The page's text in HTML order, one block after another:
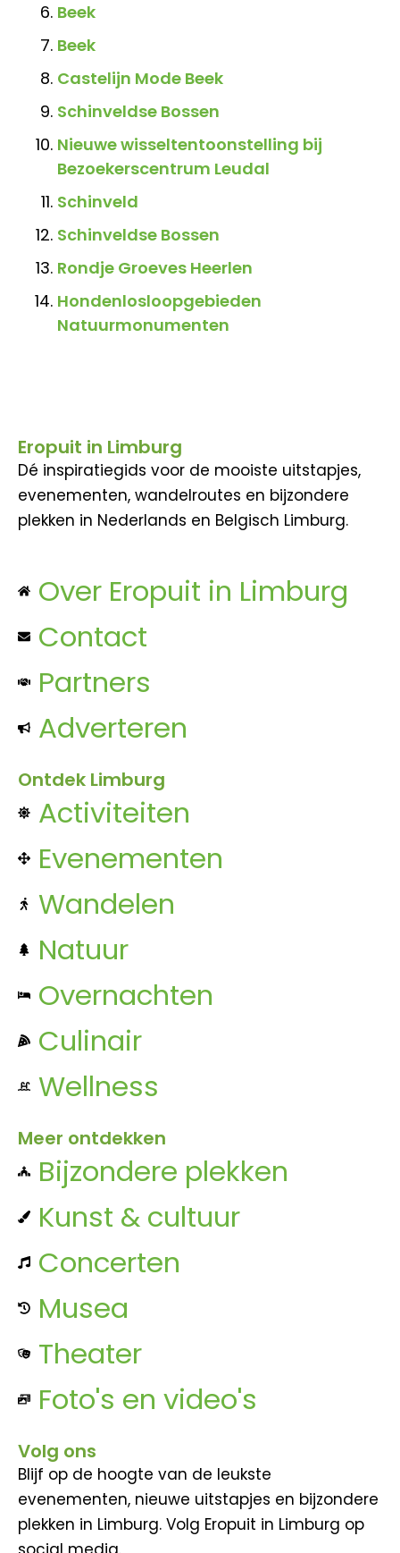
Beek
Beek
Castelijn Mode Beek
Schinveldse Bossen
Nieuwe wisseltentoonstelling bij
Bezoekerscentrum Leudal
Schinveld
Schinveldse Bossen
Rondje Groeves Heerlen
Hondenlosloopgebieden
Natuurmonumenten
Eropuit in Limburg
Dé inspiratiegids voor de mooiste uitstapjes,
evenementen, wandelroutes en bijzondere
plekken in Nederlands en Belgisch Limburg.
Over Eropuit in Limburg
Contact
Partners
Adverteren
Ontdek Limburg
Activiteiten
Evenementen
Wandelen
Natuur
Overnachten
Culinair
Wellness
Meer ontdekken
Bijzondere plekken
Kunst & cultuur
Concerten
Musea
Theater
Foto's en video's
Volg ons
Blijf op de hoogte van de leukste
evenementen, nieuwe uitstapjes en bijzondere
plekken in Limburg. Volg Eropuit in Limburg op